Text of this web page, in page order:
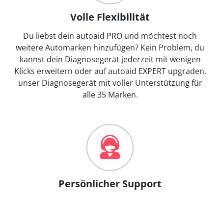
Volle Flexibilität
Du liebst dein autoaid PRO und möchtest noch
weitere Automarken hinzufügen? Kein Problem, du
kannst dein Diagnosegerät jederzeit mit wenigen
Klicks erweitern oder auf autoaid EXPERT upgraden,
unser Diagnosegerät mit voller Unterstützung für
alle 35 Marken.
Persönlicher Support